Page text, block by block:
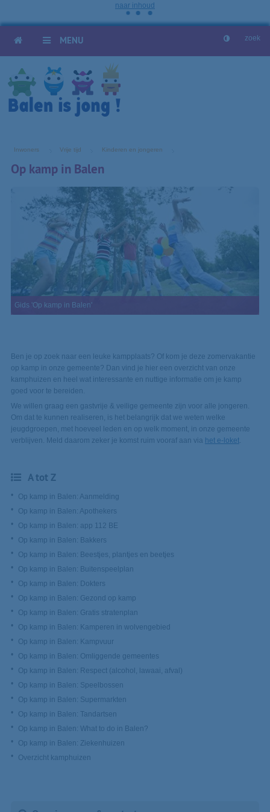
naar inhoud
HOME MENU
Inwoners Vrije tijd Kinderen en jongeren
Op kamp in Balen
Gids 'Op kamp in Balen'
Ben je op zoek naar een leuke kampplaats? Of kom je deze zomervakantie
op kamp in onze gemeente? Dan vind je hier een overzicht van onze
kamphuizen en heel wat interessante en nuttige informatie om je kamp
goed voor te bereiden.
We willen graag een gastvrije & veilige gemeente zijn voor alle jongeren.
Om dat te kunnen realiseren, is het belangrijk dat we weten welke
jeugdgroepen, met hoeveel leden en op welk moment, in onze gemeente
verblijven. Meld daarom zeker je komst ruim vooraf aan via het e-loket.
A tot Z
Op kamp in Balen: Aanmelding
Op kamp in Balen: Apothekers
Op kamp in Balen: app 112 BE
Op kamp in Balen: Bakkers
Op kamp in Balen: Beestjes, plantjes en beetjes
Op kamp in Balen: Buitenspeelplan
Op kamp in Balen: Dokters
Op kamp in Balen: Gezond op kamp
Op kamp in Balen: Gratis stratenplan
Op kamp in Balen: Kamperen in wolvengebied
Op kamp in Balen: Kampvuur
Op kamp in Balen: Omliggende gemeentes
Op kamp in Balen: Respect (alcohol, lawaai, afval)
Op kamp in Balen: Speelbossen
Op kamp in Balen: Supermarkten
Op kamp in Balen: Tandartsen
Op kamp in Balen: What to do in Balen?
Op kamp in Balen: Ziekenhuizen
Overzicht kamphuizen